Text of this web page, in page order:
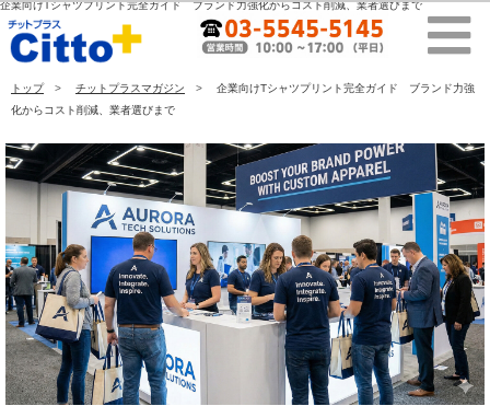
企業向けTシャツプリント完全ガイド ブランド力強化からコスト削減、業者選びまで
トップ チットプラスマガジン
企業向けTシャツプリント完全ガイド ブランド力強
化からコスト削減、業者選びまで